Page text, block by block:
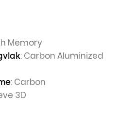
Memory
: Carbon Aluminized
: Carbon
3D